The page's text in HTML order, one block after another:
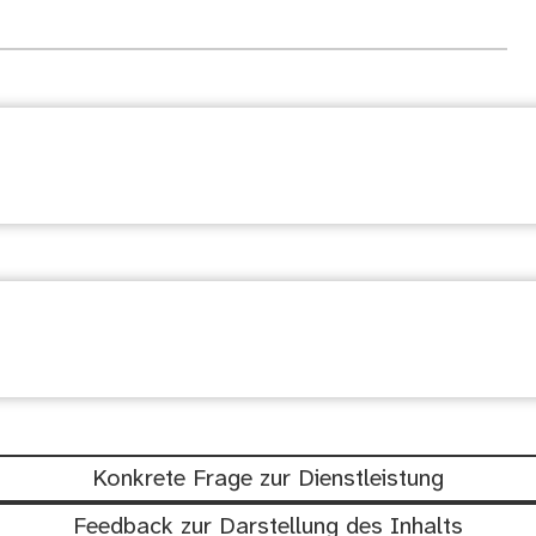
Konkrete Frage zur Dienstleistung
Feedback zur Darstellung des Inhalts